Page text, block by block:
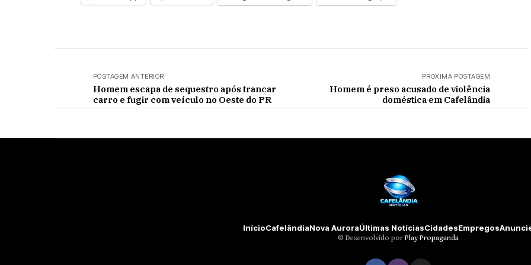
POSTAGEM ANTERIOR
Homem escapa de sequestro após trancar
carro e fugir com veículo no Oeste do PR
PRÓXIMA POSTAGEM
Homem é preso acusado de violência
doméstica em Cafelândia
InícioCafelândiaNova AuroraÚltimas NotíciasCidadesEmpregos
©️ Desenvolvido por Play Propaganda